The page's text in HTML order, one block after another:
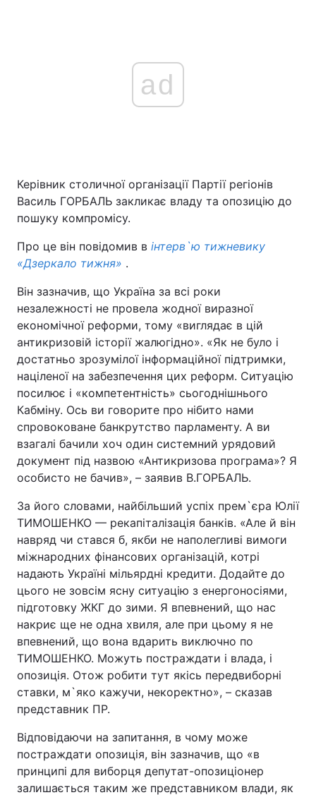
ad
Керівник столичної організації Партії регіонів
Василь ГОРБАЛЬ закликає владу та опозицію до
пошуку компромісу.
Про це він повідомив в інтерв`ю тижневику
«Дзеркало тижня» .
Він зазначив, що Україна за всі роки
незалежності не провела жодної виразної
економічної реформи, тому «виглядає в цій
антикризовій історії жалюгідно». «Як не було і
достатньо зрозумілої інформаційної підтримки,
націленої на забезпечення цих реформ. Ситуацію
посилює і «компетентність» сьогоднішнього
Кабміну. Ось ви говорите про нібито нами
спровоковане банкрутство парламенту. А ви
взагалі бачили хоч один системний урядовий
документ під назвою «Антикризова програма»? Я
особисто не бачив», – заявив В.ГОРБАЛЬ.
За його словами, найбільший успіх прем`єра Юлії
ТИМОШЕНКО — рекапіталізація банків. «Але й він
навряд чи стався б, якби не наполегливі вимоги
міжнародних фінансових організацій, котрі
надають Україні мільярдні кредити. Додайте до
цього не зовсім ясну ситуацію з енергоносіями,
підготовку ЖКГ до зими. Я впевнений, що нас
накриє ще не одна хвиля, але при цьому я не
впевнений, що вона вдарить виключно по
ТИМОШЕНКО. Можуть постраждати і влада, і
опозиція. Отож робити тут якісь передвиборні
ставки, м`яко кажучи, некоректно», – сказав
представник ПР.
Відповідаючи на запитання, в чому може
постраждати опозиція, він зазначив, що «в
принципі для виборця депутат-опозиціонер
залишається таким же представником влади, як